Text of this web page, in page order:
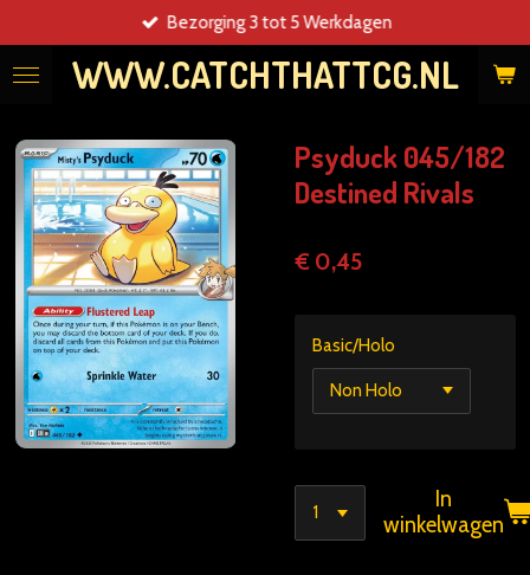
direct
naar
WWW.CATCHTHATTCG.NL
Bezorging 3 tot 5 Werkdagen
Psyduck 045/182
Destined Rivals
€ 0,45
Basic/Holo
In
winkelwagen